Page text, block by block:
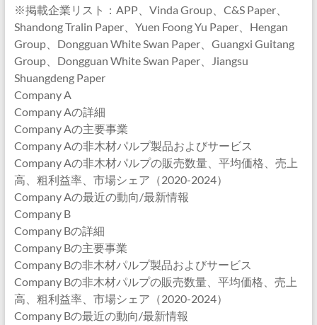
※掲載企業リスト：APP、Vinda Group、C&S Paper、
Shandong Tralin Paper、Yuen Foong Yu Paper、Hengan
Group、Dongguan White Swan Paper、Guangxi Guitang
Group、Dongguan White Swan Paper、Jiangsu
Shuangdeng Paper
Company A
Company Aの詳細
Company Aの主要事業
Company Aの非木材パルプ製品およびサービス
Company Aの非木材パルプの販売数量、平均価格、売上
高、粗利益率、市場シェア（2020-2024）
Company Aの最近の動向/最新情報
Company B
Company Bの詳細
Company Bの主要事業
Company Bの非木材パルプ製品およびサービス
Company Bの非木材パルプの販売数量、平均価格、売上
高、粗利益率、市場シェア（2020-2024）
Company Bの最近の動向/最新情報